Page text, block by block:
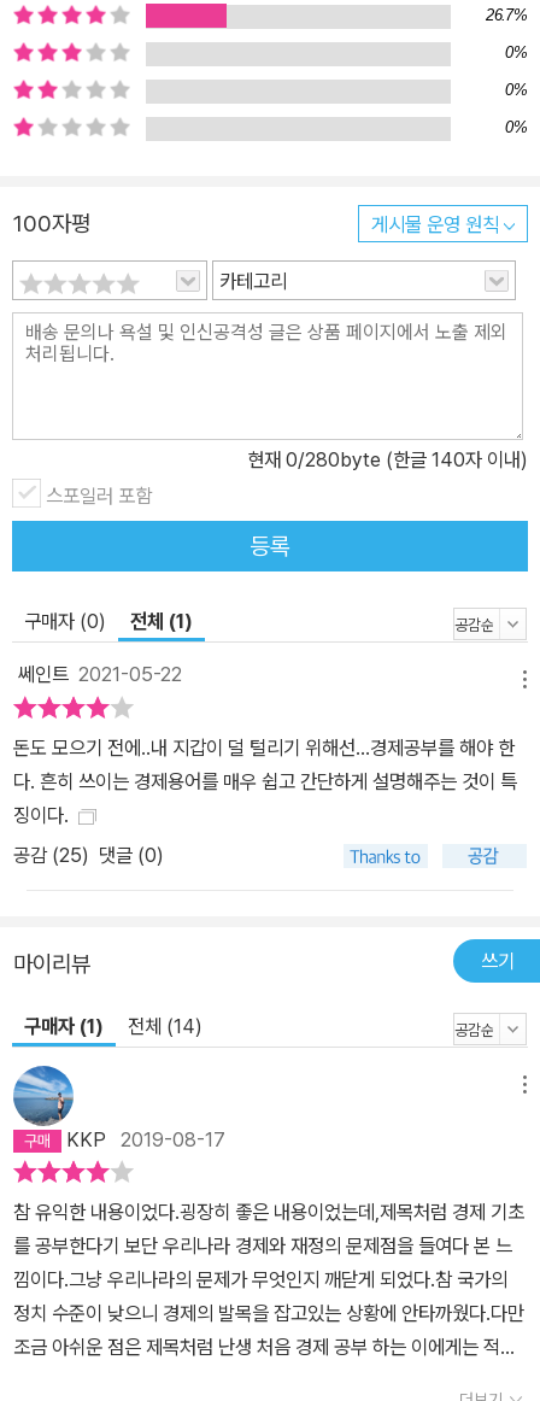
보는 데서 끝나지 않는다는 사실이다. 경제를 모르면 당한다. 이것이
지금의 냉정한 현실이다. 너도 나도 가릴 것 없이 지금 당장 경제 공부
를 시작해야 하는 이유다. 재테크 기본기부터 경제지표 읽는 법까지
경(제를) 알(지) 못(하는 사람)을 위한 최소한의 경제지식 시중에는
이미 경제서가 차고 넘친다. 하지만 《난생 처음 경제 공부》는 몇 가지
제 경제현실’을 다음과 같이 한 줄로 정리해 대비시켜준다. ㆍ교과서
경제원리 : 기업은 생산비를 반영해 가격을 결정한다. ㆍ실제 경제현
실: 생산비가 내려갈 때는 기업이 이를 이윤으로 흡수해 소비자가격
은 내려가지 않는다. ㆍ교과서 경제원리: 재산이 많을수록 재산세를
많이 낸다. ㆍ실제 경제현실: 임대 형태로 재산을 보유하면 세금을 거
저축의 주체로 변신하는 기업이 늘고 있다. 경제는 과학기술만큼이나
빠르게 변화하고 있는데 경제이론은 이를 따라가지 못하는 상황을 한
눈에 보여주는 장치로, 우리나라 경제의 심장부를 두루 취재해온 13
년 차 경제전문기자가 아니면 캐치하기 어려운 부분이다. 낡은 경제
이 책에 담긴 경제상식들은 지금 바로 우리의 생활을 좌우하는 것들
그 뜻은 잘 모르는 용어들, 테이퍼링, 기한이익, 일몰 등 난생 처음 보
는 생경한 용어들도 많이 등장하는 편이어서, 용어설명은 따로 박스
를 만들어 친절하게 덧붙였다. 또한 책 내용은 금융, 부동산, 보험 등
재테크 기본정보를 비롯해 연봉과 세금 문제 등 우리 생활과 맞닿아
있는 것부터 경제성장과 복지ㆍ포퓰리즘 이슈 등 다소 거시적인 것까
지 방대한 분야를 총망라한다. 몇 번의 정권을 거치는 동안, 우리는 경
제/사회 문제가 더는 나와 먼 이야기가 아닌 내 먹고사는 문제와 직결
장 필요한 정보를 습득하는 물론 경제 전반을 이해할 수 있는 ‘관점’까
으로 경제상식을 나열하는 것이 아니라, 현상 이면에 가려진 실체를
집요하게 파고들어 흥미롭게 이야기를 전개시키고 있다. 금융에 대해
설명하면서 은행이 어떻게 우리를 속이며 이익을 취하고 있는지, 유
가가 내려가도 왜 석유 관련제품의 가격은 떨어지지 않는 것인지, 우
리나라 실업률이 OECD 국가 가운데 무척 낮은 것으로 나오는데 실
러오는 각종 경제 난맥에는 어떤 것이 있는지 등 숨겨진 꼼수와 진실
을 날카롭게 파헤친다. 경제기사를 읽을 때면 외계어를 보는 듯해 현
기증 나는 경알못(경제를 알지 못하는 사람), 직장생활을 이제 막 시
작한 사회초년생, 돈 좀 굴려보고 싶은 재테크 왕초보, 입사시험을 앞
둔 취업준비생 그리고 대한민국에서 경제생활을 하는 사람이라면 누
26.7%
0%
0%
0%
100자평 게시물 운영 원칙
카테고리
현재 0/280byte (한글 140자 이내)
스포일러 포함
등록
구매자 (0) 전체 (1)
쎄인트 2021-05-22
돈도 모으기 전에..내 지갑이 덜 털리기 위해선...경제공부를 해야 한
다. 흔히 쓰이는 경제용어를 매우 쉽고 간단하게 설명해주는 것이 특
징이다.
공감 (25) 댓글 (0)
마이리뷰 쓰기
구매자 (1) 전체 (14)
KKP 2019-08-17
참 유익한 내용이었다.굉장히 좋은 내용이었는데,제목처럼 경제 기초
를 공부한다기 보단 우리나라 경제와 재정의 문제점을 들여다 본 느
낌이다.그냥 우리나라의 문제가 무엇인지 깨닫게 되었다.참 국가의
정치 수준이 낮으니 경제의 발목을 잡고있는 상황에 안타까웠다.다만
조금 아쉬운 점은 제목처럼 난생 처음 경제 공부 하는 이에게는 적합